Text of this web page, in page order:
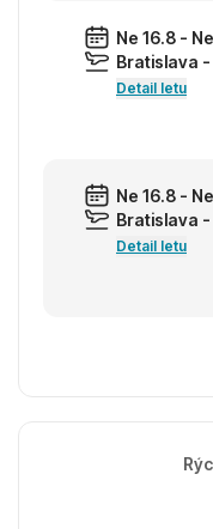
Ne 16.8 -
Bratislava
Detail letu
Ne 16.8 -
Bratislava
Detail letu